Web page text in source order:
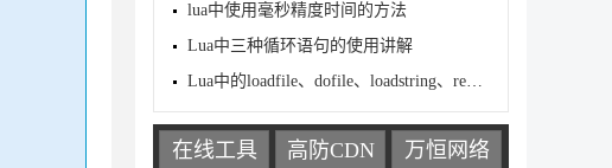
lua中使用毫秒精度时间的方法
Lua中三种循环语句的使用讲解
Lua中的loadfile、dofile、loadstring、requir
在线工具 高防CDN 万恒网络